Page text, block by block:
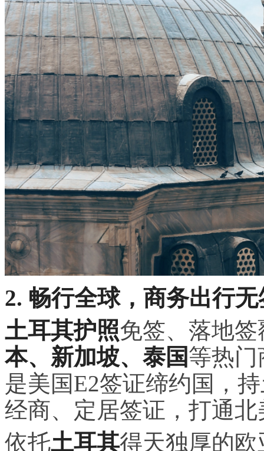
2. 畅行全球，商务出行
土耳其护照免签、落地
本、新加坡、泰国等热
是美国E2签证缔约国，
经商、定居签证，打通
依托土耳其得天独厚的